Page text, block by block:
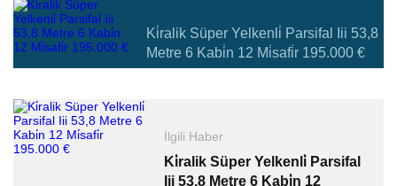
Ki̇ralik Süper Yelkenli̇ Parsifal Iii 53,8
Metre 6 Kabi̇n 12 Mi̇safi̇r 195.000 €
İlgili Haber
Ki̇ralik Süper Yelkenli̇ Parsifal
Iii 53,8 Metre 6 Kabi̇n 12